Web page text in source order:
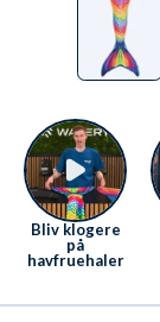
Bliv klogere
på
havfruehaler